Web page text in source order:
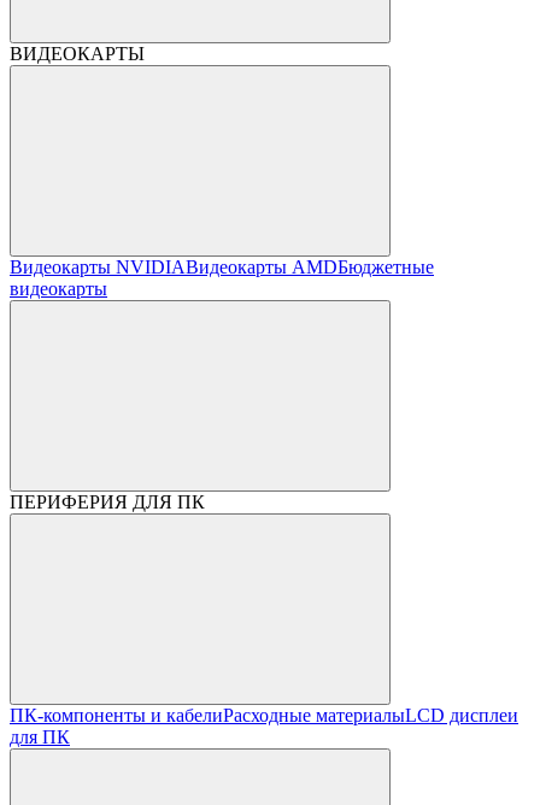
ВИДЕОКАРТЫ
Видеокарты NVIDIAВидеокарты AMDБюджетные
видеокарты
ПЕРИФЕРИЯ ДЛЯ ПК
ПК-компоненты и кабелиРасходные материалыLCD дисплеи
для ПК